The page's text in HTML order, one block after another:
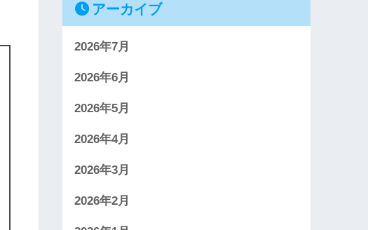
アーカイブ
2026年7月
2026年6月
2026年5月
2026年4月
2026年3月
2026年2月